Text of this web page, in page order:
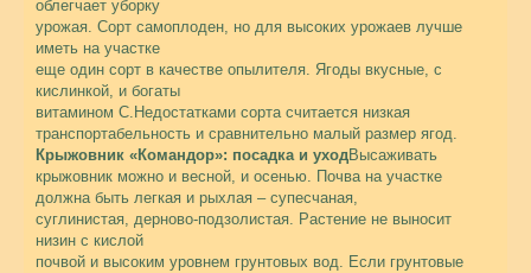
облегчает уборку
урожая. Сорт самоплоден, но для высоких урожаев лучше
иметь на участке
еще один сорт в качестве опылителя. Ягоды вкусные, с
кислинкой, и богаты
витамином С.Недостатками сорта считается низкая
транспортабельность и сравнительно малый размер ягод.
Крыжовник «Командор»: посадка и уходВысаживать
крыжовник можно и весной, и осенью. Почва на участке
должна быть легкая и рыхлая – супесчаная,
суглинистая, дерново-подзолистая. Растение не выносит
низин с кислой
почвой и высоким уровнем грунтовых вод. Если грунтовые